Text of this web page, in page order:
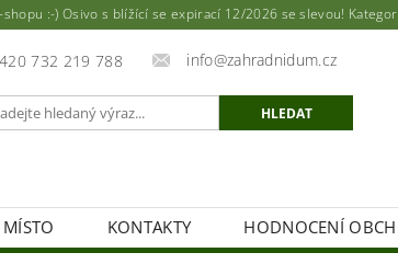
:-) Osivo s blížící se expirací 12/2026 se slevou! Kategorie
732 219 788 info@zahradnidum.cz
MÍSTO KONTAKTY HODNOCENÍ